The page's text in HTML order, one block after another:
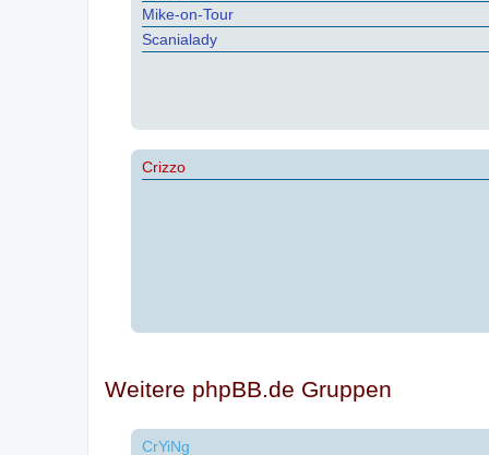
Mike-on-Tour
Scanialady
Crizzo
Weitere phpBB.de Gruppen
CrYiNg